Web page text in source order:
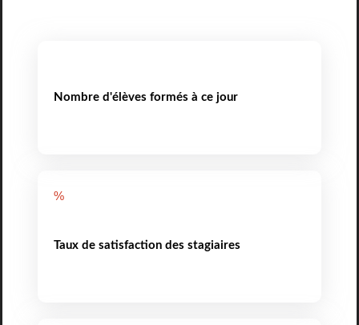
Nombre d'élèves formés à ce jour
%
Taux de satisfaction des stagiaires